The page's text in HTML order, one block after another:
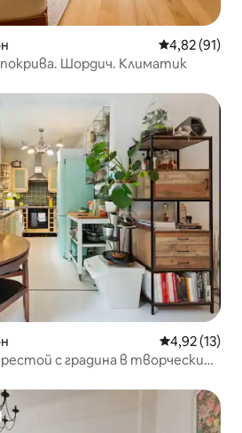
Средна
4,82 (91)
Шордич. Климатик
Средна
4,92 (13)
с градина в творчески